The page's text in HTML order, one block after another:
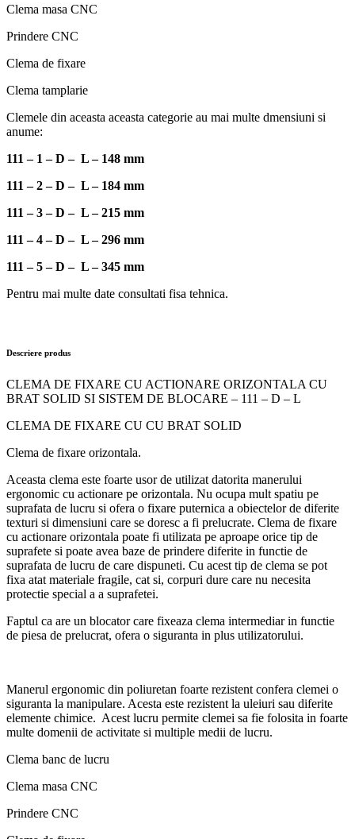
Clema masa CNC
Prindere CNC
Clema de fixare
Clema tamplarie
Clemele din aceasta aceasta categorie au mai multe dmensiuni si
anume:
111 – 1 – D – L – 148 mm
111 – 2 – D – L – 184 mm
111 – 3 – D – L – 215 mm
111 – 4 – D – L – 296 mm
111 – 5 – D – L – 345 mm
Pentru mai multe date consultati fisa tehnica.
Descriere produs
CLEMA DE FIXARE CU ACTIONARE ORIZONTALA CU
BRAT SOLID SI SISTEM DE BLOCARE – 111 – D – L
CLEMA DE FIXARE CU CU BRAT SOLID
Clema de fixare orizontala.
Aceasta clema este foarte usor de utilizat datorita manerului
ergonomic cu actionare pe orizontala. Nu ocupa mult spatiu pe
suprafata de lucru si ofera o fixare puternica a obiectelor de diferite
texturi si dimensiuni care se doresc a fi prelucrate. Clema de fixare
cu actionare orizontala poate fi utilizata pe aproape orice tip de
suprafete si poate avea baze de prindere diferite in functie de
suprafata de lucru de care dispuneti. Cu acest tip de clema se pot
fixa atat materiale fragile, cat si, corpuri dure care nu necesita
protectie special a a suprafetei.
Faptul ca are un blocator care fixeaza clema intermediar in functie
de piesa de prelucrat, ofera o siguranta in plus utilizatorului.
Manerul ergonomic din poliuretan foarte rezistent confera clemei o
siguranta la manipulare. Acesta este rezistent la uleiuri sau diferite
elemente chimice. Acest lucru permite clemei sa fie folosita in foarte
multe domenii de activitate si multiple medii de lucru.
Clema banc de lucru
Clema masa CNC
Prindere CNC